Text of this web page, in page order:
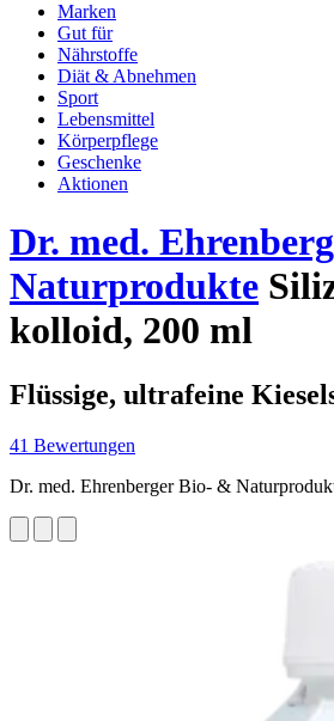
Marken
Gut für
Nährstoffe
Diät & Abnehmen
Sport
Lebensmittel
Körperpflege
Geschenke
Aktionen
Dr. med.
Naturprodukte
kolloid, 200 ml
Flüssige, ultrafeine
41 Bewertungen
Dr. med. Ehrenberger Bio- &